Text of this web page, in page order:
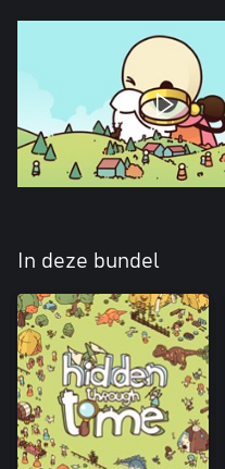
In deze bundel